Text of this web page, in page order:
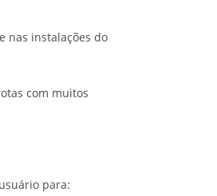
nas instalações do
com muitos
para: